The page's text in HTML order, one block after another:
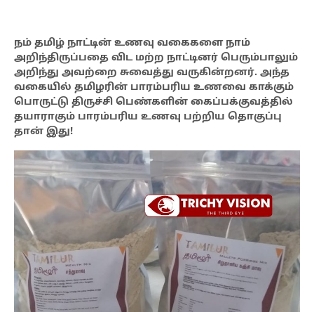
நம் தமிழ் நாட்டின் உணவு வகைகளை நாம்
அறிந்திருப்பதை விட மற்ற நாட்டினர் பெரும்பாலும்
அறிந்து அவற்றை சுவைத்து வருகின்றனர். அந்த
வகையில் தமிழரின் பாரம்பரிய உணவை காக்கும்
பொருட்டு திருச்சி பெண்களின் கைப்பக்குவத்தில்
தயாராகும் பாரம்பரிய உணவு பற்றிய தொகுப்பு
தான் இது!